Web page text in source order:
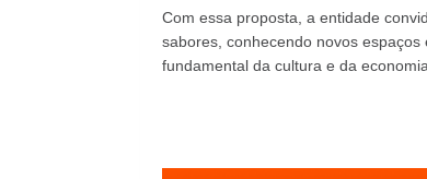
Com essa proposta, a entidade
sabores, conhecendo novos
fundamental da cultura e da